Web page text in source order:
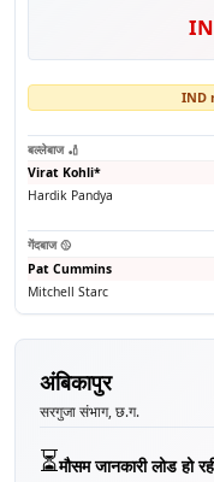
IND
बल्लेबाज 🏏
Virat Kohli*
Hardik Pandya
गेंदबाज 🥎
Pat Cummins
Mitchell Starc
अंबिकापुर
सरगुजा संभाग, छ.ग.
⏳मौसम जानकारी लोड हो